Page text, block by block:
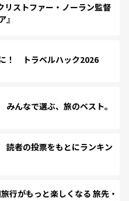
ストファー・ノーラン監督
』
！ トラベルハック2026
んなで選ぶ、旅のベスト。
者の投票をもとにランキン
がもっと楽しくなる 旅先・